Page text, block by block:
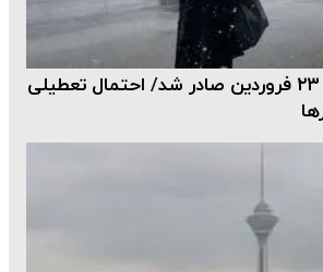
اطلاعیه برای شنبه ۲۳ فروردین‌ صادر شد/ احتمال تعطیلی